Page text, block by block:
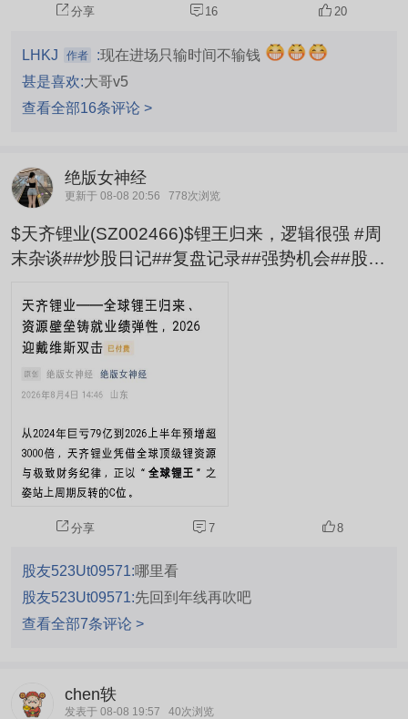
分享 16 20
LHKJ 作者 :现在进场只输时间不输钱
甚是喜欢:大哥v5
查看全部16条评论 >
绝版女神经
更新于 08-08 20:56 778次浏览
$天齐锂业(SZ002466)$锂王归来，逻辑很强 #周
末杂谈##炒股日记##复盘记录##强势机会##股市
分享 7 8
股友523Ut09571:哪里看
股友523Ut09571:先回到年线再吹吧
查看全部7条评论 >
chen轶
发表于 08-08 19:57 40次浏览